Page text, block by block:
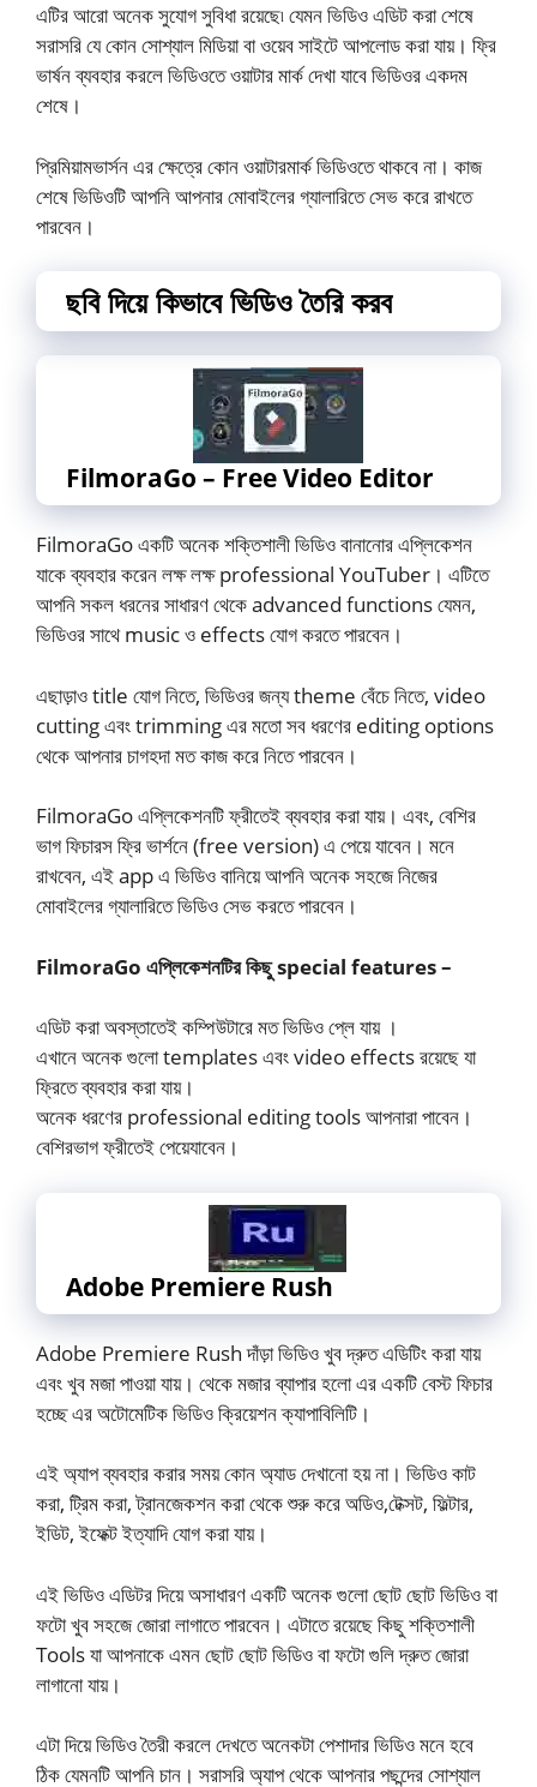
এটির আরো অনেক সুযোগ সুবিধা রয়েছে৷ যেমন ভিডিও এডিট করা শেষে
সরাসরি যে কোন সোশ্যাল মিডিয়া বা ওয়েব সাইটে আপলোড করা যায়। ফ্রি
ভার্ষন ব্যবহার করলে ভিডিওতে ওয়াটার মার্ক দেখা যাবে ভিডিওর একদম
শেষে।
প্রিমিয়ামভার্সন এর ক্ষেত্রে কোন ওয়াটারমার্ক ভিডিওতে থাকবে না। কাজ
শেষে ভিডিওটি আপনি আপনার মোবাইলের গ্যালারিতে সেভ করে রাখতে
পারবেন।
ছবি দিয়ে কিভাবে ভিডিও তৈরি করব
FilmoraGo – Free Video Editor
FilmoraGo একটি অনেক শক্তিশালী ভিডিও বানানোর এপ্লিকেশন
যাকে ব্যবহার করেন লক্ষ লক্ষ professional YouTuber। এটিতে
আপনি সকল ধরনের সাধারণ থেকে advanced functions যেমন,
ভিডিওর সাথে music ও effects যোগ করতে পারবেন।
এছাড়াও title যোগ নিতে, ভিডিওর জন্য theme বেঁচে নিতে, video
cutting এবং trimming এর মতো সব ধরণের editing options
থেকে আপনার চাগহদা মত কাজ করে নিতে পারবেন।
FilmoraGo এপ্লিকেশনটি ফ্রীতেই ব্যবহার করা যায়। এবং, বেশির
ভাগ ফিচারস ফ্রি ভার্শনে (free version) এ পেয়ে যাবেন। মনে
রাখবেন, এই app এ ভিডিও বানিয়ে আপনি অনেক সহজে নিজের
মোবাইলের গ্যালারিতে ভিডিও সেভ করতে পারবেন।
FilmoraGo এপ্লিকেশনটির কিছু special features –
এডিট করা অবস্তাতেই কম্পিউটারে মত ভিডিও প্লে যায় ।
এখানে অনেক গুলো templates এবং video effects রয়েছে যা
ফ্রিতে ব্যবহার করা যায়।
অনেক ধরণের professional editing tools আপনারা পাবেন।
বেশিরভাগ ফ্রীতেই পেয়েযাবেন।
Adobe Premiere Rush
Adobe Premiere Rush দাঁড়া ভিডিও খুব দ্রুত এডিটিং করা যায়
এবং খুব মজা পাওয়া যায়। থেকে মজার ব্যাপার হলো এর একটি বেস্ট ফিচার
হচ্ছে এর অটোমেটিক ভিডিও ক্রিয়েশন ক্যাপাবিলিটি।
এই অ্যাপ ব্যবহার করার সময় কোন অ্যাড দেখানো হয় না। ভিডিও কাট
করা, ট্রিম করা, ট্রানজেকশন করা থেকে শুরু করে অডিও,টেক্সট, ফিল্টার,
ইডিট, ইফেক্ট ইত্যাদি যোগ করা যায়।
এই ভিডিও এডিটর দিয়ে অসাধারণ একটি অনেক গুলো ছোট ছোট ভিডিও বা
ফটো খুব সহজে জোরা লাগাতে পারবেন। এটাতে রয়েছে কিছু শক্তিশালী
Tools যা আপনাকে এমন ছোট ছোট ভিডিও বা ফটো গুলি দ্রুত জোরা
লাগানো যায়।
এটা দিয়ে ভিডিও তৈরী করলে দেখতে অনেকটা পেশাদার ভিডিও মনে হবে
ঠিক যেমনটি আপনি চান। সরাসরি অ্যাপ থেকে আপনার পছন্দের সোশ্যাল